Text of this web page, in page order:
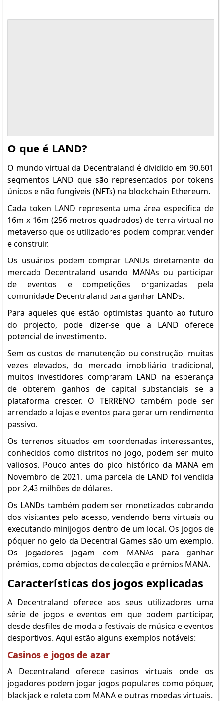
O que é LAND?
O mundo virtual da Decentraland é dividido em 90.601
segmentos LAND que são representados por tokens
únicos e não fungíveis (NFTs) na blockchain Ethereum.
Cada token LAND representa uma área específica de
16m x 16m (256 metros quadrados) de terra virtual no
metaverso que os utilizadores podem comprar, vender
e construir.
Os usuários podem comprar LANDs diretamente do
mercado Decentraland usando MANAs ou participar
de eventos e competições organizadas pela
comunidade Decentraland para ganhar LANDs.
Para aqueles que estão optimistas quanto ao futuro
do projecto, pode dizer-se que a LAND oferece
potencial de investimento.
Sem os custos de manutenção ou construção, muitas
vezes elevados, do mercado imobiliário tradicional,
muitos investidores compraram LAND na esperança
de obterem ganhos de capital substanciais se a
plataforma crescer. O TERRENO também pode ser
arrendado a lojas e eventos para gerar um rendimento
passivo.
Os terrenos situados em coordenadas interessantes,
conhecidos como distritos no jogo, podem ser muito
valiosos. Pouco antes do pico histórico da MANA em
Novembro de 2021, uma parcela de LAND foi vendida
por 2,43 milhões de dólares.
Os LANDs também podem ser monetizados cobrando
dos visitantes pelo acesso, vendendo bens virtuais ou
executando minijogos dentro de um local. Os jogos de
póquer no gelo da Decentral Games são um exemplo.
Os jogadores jogam com MANAs para ganhar
prémios, como objectos de colecção e prémios MANA.
Características dos jogos explicadas
A Decentraland oferece aos seus utilizadores uma
série de jogos e eventos em que podem participar,
desde desfiles de moda a festivais de música e eventos
desportivos. Aqui estão alguns exemplos notáveis:
Casinos e jogos de azar
A Decentraland oferece casinos virtuais onde os
jogadores podem jogar jogos populares como póquer,
blackjack e roleta com MANA e outras moedas virtuais.